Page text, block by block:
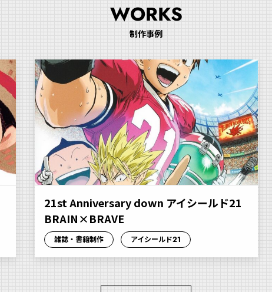
WORKS
制作事例
21st Anniversary down アイシールド21
BRAIN×BRAVE
雑誌・書籍制作 アイシールド21